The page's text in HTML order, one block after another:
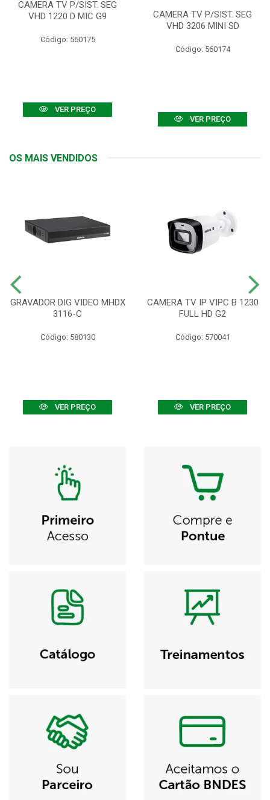
CAMERA TV P/SIST. SEG
VHD 1220 D MIC G9
Código: 560175
VER PREÇO
CAMERA TV P/SIST. SEG
VHD 3206 MINI SD
Código: 560174
VER PREÇO
OS MAIS VENDIDOS
GRAVADOR DIG VIDEO MHDX
3116-C
Código: 580130
VER PREÇO
CAMERA TV IP VIPC B 1230
FULL HD G2
Código: 570041
VER PREÇO